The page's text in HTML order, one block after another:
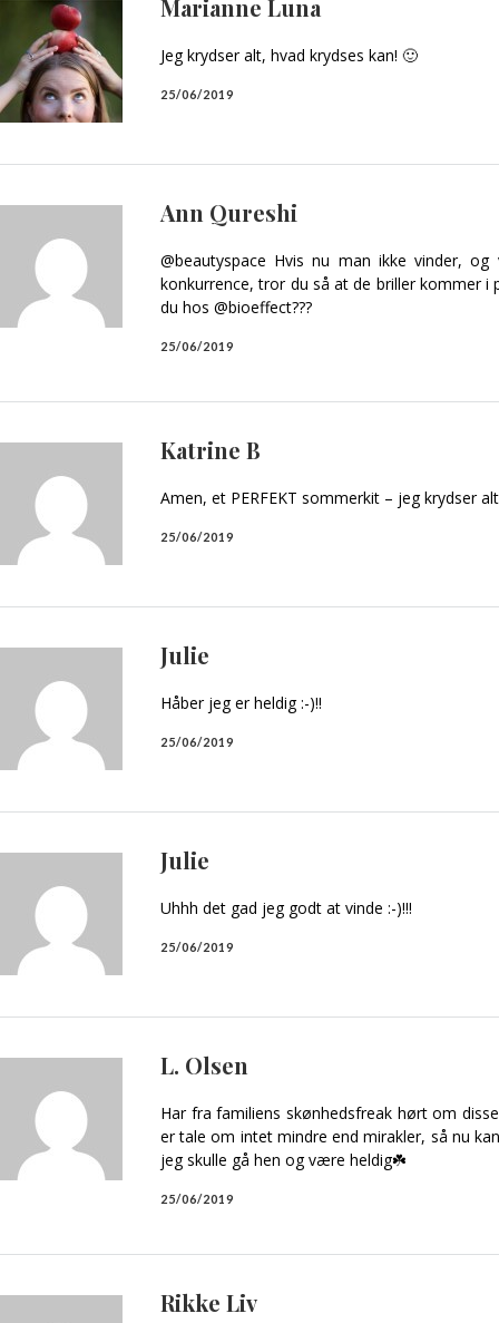
Marianne Luna
Jeg krydser alt, hvad krydses kan! 🙂
25/06/2019
Ann Qureshi
@beautyspace Hvis nu man ikke vinder,
konkurrence, tror du så at de briller kommer i
du hos @bioeffect???
25/06/2019
Katrine B
Amen, et PERFEKT sommerkit – jeg krydser
25/06/2019
Julie
Håber jeg er heldig :-)!!
25/06/2019
Julie
Uhhh det gad jeg godt at vinde :-)!!!
25/06/2019
L. Olsen
Har fra familiens skønhedsfreak hørt om
er tale om intet mindre end mirakler, så nu
jeg skulle gå hen og være heldig☘️
25/06/2019
Rikke Liv